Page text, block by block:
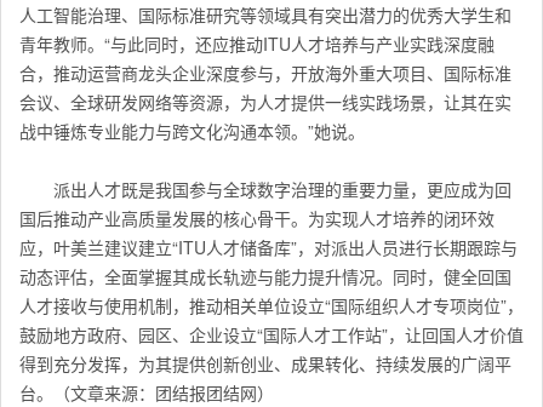
人工智能治理、国际标准研究等领域具有突出潜力的优秀大学生和
青年教师。“与此同时，还应推动ITU人才培养与产业实践深度融
合，推动运营商龙头企业深度参与，开放海外重大项目、国际标准
会议、全球研发网络等资源，为人才提供一线实践场景，让其在实
战中锤炼专业能力与跨文化沟通本领。”她说。
派出人才既是我国参与全球数字治理的重要力量，更应成为回
国后推动产业高质量发展的核心骨干。为实现人才培养的闭环效
应，叶美兰建议建立“ITU人才储备库”，对派出人员进行长期跟踪与
动态评估，全面掌握其成长轨迹与能力提升情况。同时，健全回国
人才接收与使用机制，推动相关单位设立“国际组织人才专项岗位”，
鼓励地方政府、园区、企业设立“国际人才工作站”，让回国人才价值
得到充分发挥，为其提供创新创业、成果转化、持续发展的广阔平
台。（文章来源：团结报团结网）